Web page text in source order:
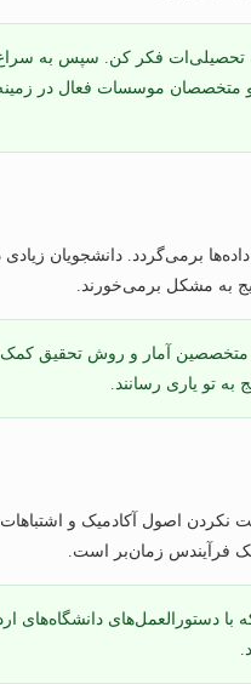
فکر کن. سپس به سراغ
و متخصصان موسسات فعال در
برمی‌گردد. دانشجویان
آمار و روش تحقیق کمک
به تو یاری رسانند.
اصول آکادمیک و اشتباهات
فرآیندس زمان‌بر است.
دستورالعمل‌های دانشگاه‌های